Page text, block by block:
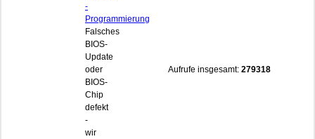
-
Programmierung
Falsches
BIOS-
Update
oder
BIOS-
Chip
defekt
-
wir
Aufrufe insgesamt: 279318